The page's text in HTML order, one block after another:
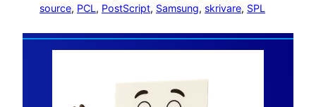
source, PCL, PostScript, Samsung, skrivare, SPL